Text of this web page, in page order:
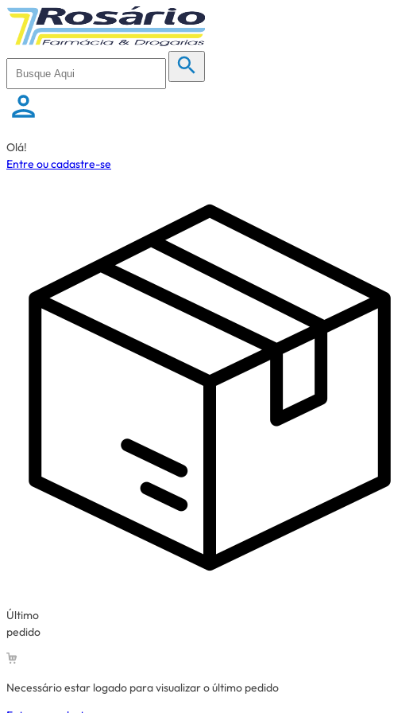
Olá!
Entre ou cadastre-se
Último
pedido
Necessário estar logado para visualizar o último pedido